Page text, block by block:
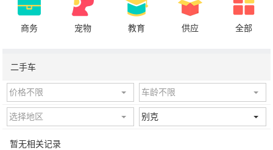
商务 宠物 教育 供应 全部
二手车
价格不限 车龄不限
选择地区 别克
暂无相关记录